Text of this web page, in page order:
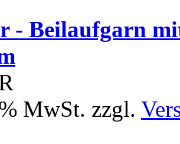
- Beilaufgarn
MwSt. zzgl.